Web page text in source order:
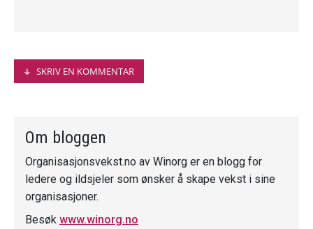
SKRIV EN KOMMENTAR
Etternavn
E-post *
Om bloggen
Organisasjonsvekst.no av Winorg er en blogg for
ledere og ildsjeler som ønsker å skape vekst i sine
organisasjoner.
Besøk www.winorg.no